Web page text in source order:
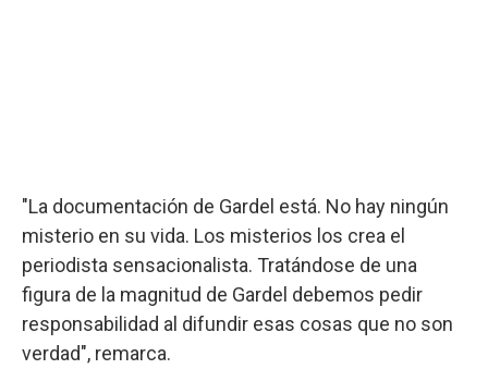
"La documentación de Gardel está. No hay ningún
misterio en su vida. Los misterios los crea el
periodista sensacionalista. Tratándose de una
figura de la magnitud de Gardel debemos pedir
responsabilidad al difundir esas cosas que no son
verdad", remarca.